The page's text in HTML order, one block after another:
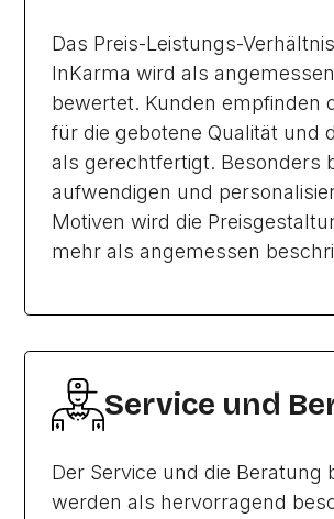
Das Preis-Leistungs-
InKarma wird als
bewertet. Kunden empfinden
für die gebotene Qualität und
als gerechtfertigt. Besonders
aufwendigen und
Motiven wird die
mehr als angemessen
Service und
Der Service und die Beratung
werden als hervorragend